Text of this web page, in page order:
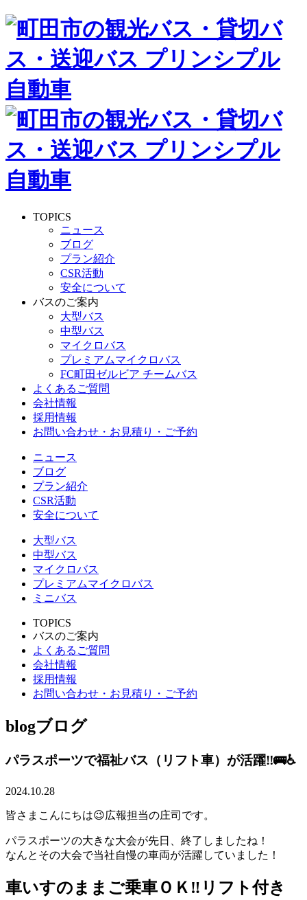
TOPICS
ニュース
ブログ
プラン紹介
CSR活動
安全について
バスのご案内
大型バス
中型バス
マイクロバス
プレミアムマイクロバス
FC町田ゼルビア チームバス
よくあるご質問
会社情報
採用情報
お問い合わせ・お見積り・ご予約
ニュース
ブログ
プラン紹介
CSR活動
安全について
大型バス
中型バス
マイクロバス
プレミアムマイクロバス
ミニバス
TOPICS
バスのご案内
よくあるご質問
会社情報
採用情報
お問い合わせ・お見積り・ご予約
blogブログ
パラスポーツで福祉バス（リフト車）が活躍‼🚌♿
2024.10.28
皆さまこんにちは😉広報担当の庄司です。
パラスポーツの大きな大会が先日、終了しましたね！
なんとその大会で当社自慢の車両が活躍していました！
車いすのままご乗車ＯＫ‼リフト付き